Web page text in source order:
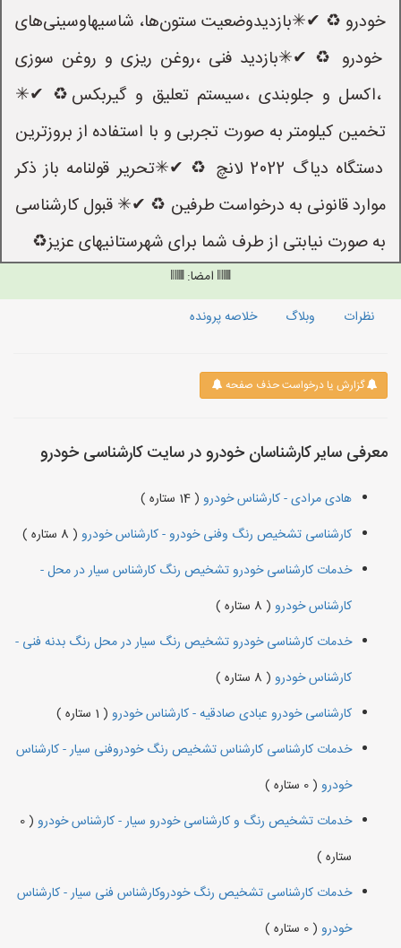
خودرو ♻️ ✔✳بازدیدوضعیت ستون‌ها، شاسیهاوسینی‌های
خودرو ♻️ ✔✳بازدید فنی ،روغن ریزی و روغن سوزی
،اکسل و جلوبندی ،سیستم تعلیق و گیربکس♻️ ✔✳
تخمین کیلومتر به صورت تجربی و با استفاده از بروزترین
دستگاه دیاگ 2022 لانچ ♻️ ✔✳تحریر قولنامه باز ذکر
موارد قانونی به درخواست طرفین ♻️ ✔✳ قبول کارشناسی
به صورت نیابتی از طرف شما برای شهرستانیهای عزیز♻️
امضا:
نظرات
وبلاگ خلاصه پرونده
گزارش یا درخواست حذف صفحه
معرفی سایر کارشناسان خودرو در سایت کارشناسی خودرو
هادی مرادی - کارشناس خودرو ( 14 ستاره )
کارشناسی تشخیص رنگ وفنی خودرو - کارشناس خودرو ( 8 ستاره )
خدمات کارشناسی خودرو تشخیص رنگ کارشناس سیار در محل -
کارشناس خودرو ( 8 ستاره )
خدمات کارشناسی خودرو تشخیص رنگ سیار در محل رنگ بدنه فنی -
کارشناس خودرو ( 8 ستاره )
کارشناسی خودرو عبادی صادقیه - کارشناس خودرو ( 1 ستاره )
خدمات کارشناسی کارشناس تشخیص رنگ خودروفنی سیار - کارشناس
خودرو ( 0 ستاره )
خدمات تشخیص رنگ و کارشناسی خودرو سیار - کارشناس خودرو ( 0
ستاره )
خدمات کارشناسی تشخیص رنگ خودروکارشناس فنی‌ سیار - کارشناس
خودرو ( 0 ستاره )